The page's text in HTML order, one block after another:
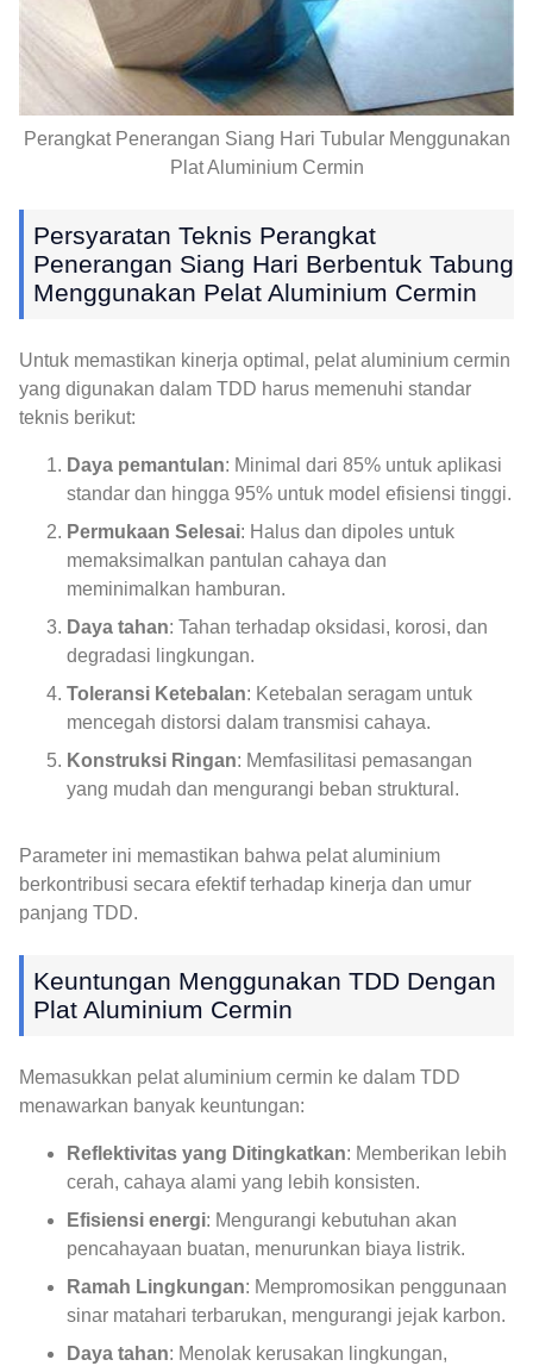
Perangkat Penerangan Siang Hari Tubular Menggunakan
Plat Aluminium Cermin
Persyaratan Teknis Perangkat
Penerangan Siang Hari Berbentuk Tabung
Menggunakan Pelat Aluminium Cermin
Untuk memastikan kinerja optimal, pelat aluminium cermin
yang digunakan dalam TDD harus memenuhi standar
teknis berikut:
Daya pemantulan: Minimal dari 85% untuk aplikasi
standar dan hingga 95% untuk model efisiensi tinggi.
Permukaan Selesai: Halus dan dipoles untuk
memaksimalkan pantulan cahaya dan
meminimalkan hamburan.
Daya tahan: Tahan terhadap oksidasi, korosi, dan
degradasi lingkungan.
Toleransi Ketebalan: Ketebalan seragam untuk
mencegah distorsi dalam transmisi cahaya.
Konstruksi Ringan: Memfasilitasi pemasangan
yang mudah dan mengurangi beban struktural.
Parameter ini memastikan bahwa pelat aluminium
berkontribusi secara efektif terhadap kinerja dan umur
panjang TDD.
Keuntungan Menggunakan TDD Dengan
Plat Aluminium Cermin
Memasukkan pelat aluminium cermin ke dalam TDD
menawarkan banyak keuntungan:
Reflektivitas yang Ditingkatkan: Memberikan lebih
cerah, cahaya alami yang lebih konsisten.
Efisiensi energi: Mengurangi kebutuhan akan
pencahayaan buatan, menurunkan biaya listrik.
Ramah Lingkungan: Mempromosikan penggunaan
sinar matahari terbarukan, mengurangi jejak karbon.
Daya tahan: Menolak kerusakan lingkungan,